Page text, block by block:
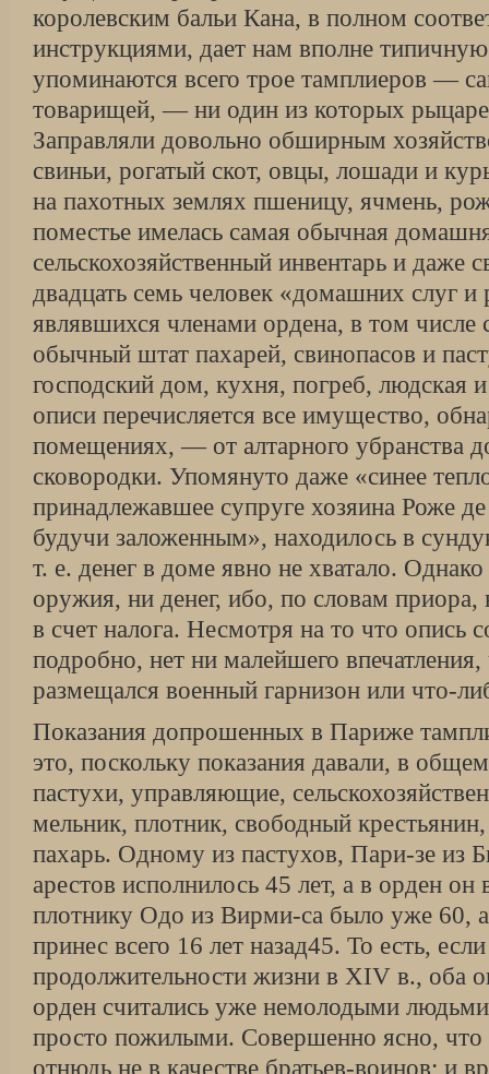
королевским бальи Кана, в полном
инструкциями, дает нам вполне
упоминаются всего трое тамплиеров —
товарищей, — ни один из которых
Заправляли довольно обширным
свиньи, рогатый скот, овцы, лошади и
на пахотных землях пшеницу, ячмень,
поместье имелась самая обычная
сельскохозяйственный инвентарь и даже
двадцать семь человек «домашних слуг и
являвшихся членами ордена, в том числе
обычный штат пахарей, свинопасов и
господский дом, кухня, погреб, людская
описи перечисляется все имущество,
помещениях, — от алтарного убранства
сковородки. Упомянуто даже «синее
принадлежавшее супруге хозяина Роже
будучи заложенным», находилось в
т. е. денег в доме явно не хватало.
оружия, ни денег, ибо, по словам приора,
в счет налога. Несмотря на то что опись
подробно, нет ни малейшего
размещался военный гарнизон или что-
Показания допрошенных в Париже
это, поскольку показания давали, в
пастухи, управляющие,
мельник, плотник, свободный
пахарь. Одному из пастухов, Пари-зе из
арестов исполнилось 45 лет, а в орден он
плотнику Одо из Вирми-са было уже 60, а
принес всего 16 лет назад45. То есть,
продолжительности жизни в XIV в., оба
орден считались уже немолодыми
просто пожилыми. Совершенно ясно,
отнюдь не в качестве братьев-воинов; и